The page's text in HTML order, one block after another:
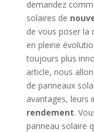
demandez
solaires de
de vous poser la
en pleine
toujours plus
article, nous
de panneaux
avantages, leurs
rendement.
panneau solaire